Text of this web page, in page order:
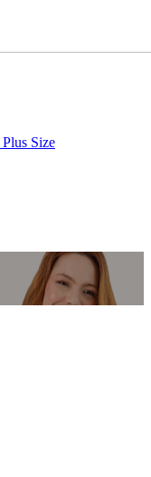
Plus Size